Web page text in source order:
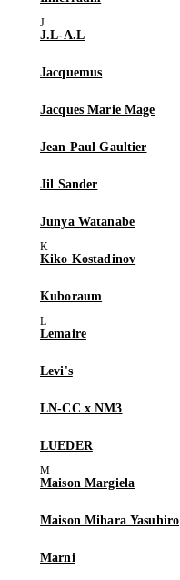
J.L-A.L
Jacquemus
Jacques Marie Mage
Jean Paul Gaultier
Jil Sander
Junya Watanabe
Kiko Kostadinov
Kuboraum
Lemaire
Levi's
LN-CC x NM3
LUEDER
Maison Margiela
Maison Mihara Yasuhiro
Marni